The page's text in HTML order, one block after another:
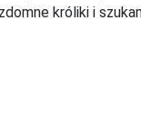
króliki i